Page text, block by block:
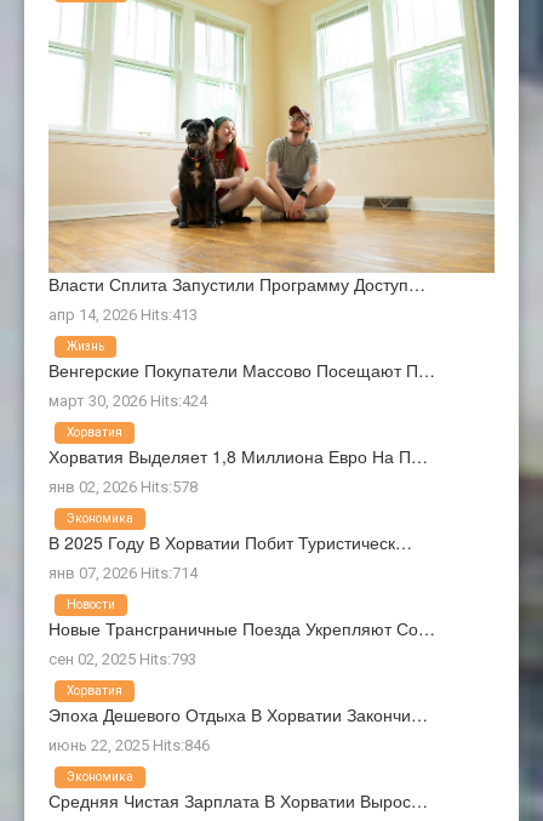
Власти Сплита Запустили Программу Доступ…
апр 14, 2026 Hits:413
Венгерские Покупатели Массово Посещают П…
март 30, 2026 Hits:424
Жизнь
Хорватия Выделяет 1,8 Миллиона Евро На П…
янв 02, 2026 Hits:578
Хорватия
В 2025 Году В Хорватии Побит Туристическ…
янв 07, 2026 Hits:714
Экономика
Новые Трансграничные Поезда Укрепляют Со…
сен 02, 2025 Hits:793
Новости
Эпоха Дешевого Отдыха В Хорватии Закончи…
июнь 22, 2025 Hits:846
Хорватия
Средняя Чистая Зарплата В Хорватии Вырос…
Экономика